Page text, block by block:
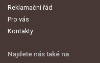
Reklamační řád
Pro vás
Kontakty
Najdete nás také na